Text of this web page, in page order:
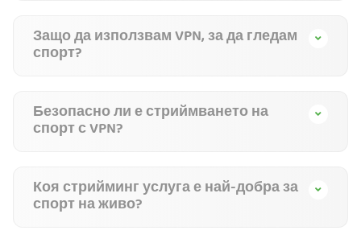
Защо да използвам VPN, за да гледам
спорт?
Безопасно ли е стриймването на
спорт с VPN?
Коя стрийминг услуга е най-добра за
спорт на живо?